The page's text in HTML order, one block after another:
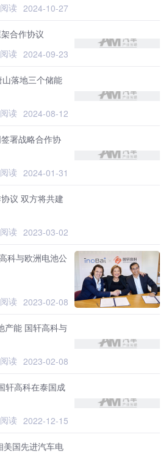
读 2024-10-27
合作协议
读 2024-09-23
落地三个储能
读 2024-08-12
署战略合作协
读 2024-01-31
议 双方将共建
读 2023-03-02
科与欧洲电池公
读 2023-02-08
产能 国轩高科与
读 2023-02-08
轩高科在泰国成
读 2022-12-15
美国先进汽车电